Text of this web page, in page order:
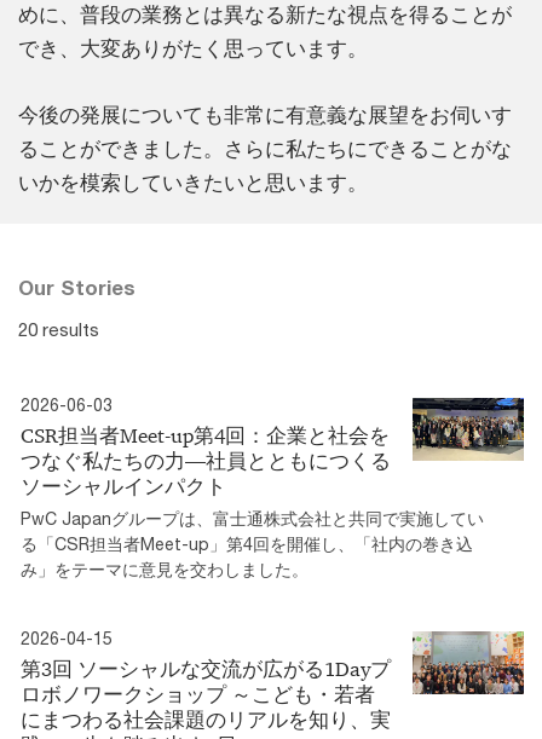
めに、普段の業務とは異なる新たな視点を得ることが
でき、大変ありがたく思っています。
今後の発展についても非常に有意義な展望をお伺いす
ることができました。さらに私たちにできることがな
いかを模索していきたいと思います。
Our Stories
20 results
2026-06-03
CSR担当者Meet-up第4回：企業と社会を
つなぐ私たちの力―社員とともにつくる
ソーシャルインパクト
PwC Japanグループは、富士通株式会社と共同で実施してい
る「CSR担当者Meet-up」第4回を開催し、「社内の巻き込
み」をテーマに意見を交わしました。
2026-04-15
第3回 ソーシャルな交流が広がる1Dayプ
ロボノワークショップ ～こども・若者
にまつわる社会課題のリアルを知り、実